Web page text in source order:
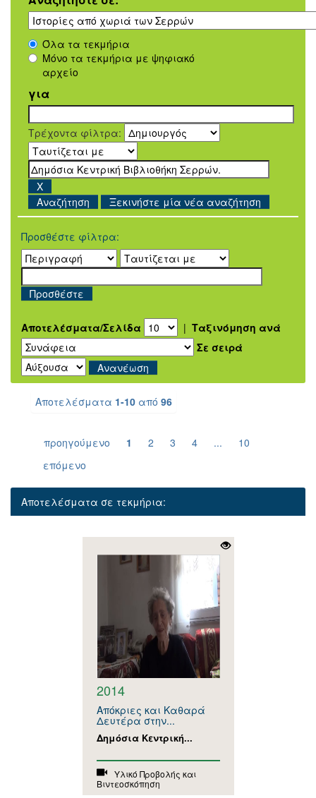
Όλα τα τεκμήρια
Μόνο τα τεκμήρια με ψηφιακό
αρχείο
για
Τρέχοντα φίλτρα:
Ξεκινήστε μία νέα αναζήτηση
Προσθέστε φίλτρα:
Αποτελέσματα/Σελίδα | Ταξινόμηση ανά
Σε σειρά
Αποτελέσματα 1-10 από 96
προηγούμενο 1 2 3 4 ...
10
επόμενο
Αποτελέσματα σε τεκμήρια:
2014
Απόκριες και Καθαρά
Δευτέρα στην...
Δημόσια Κεντρική...
Υλικό Προβολής και
Βιντεοσκόπηση